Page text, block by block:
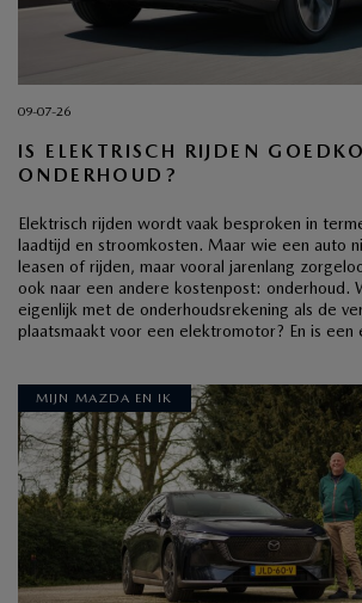
09-07-26
IS ELEKTRISCH RIJDEN
ONDERHOUD?
Elektrisch rijden wordt vaak besproken in
laadtijd en stroomkosten. Maar wie een auto
leasen of rijden, maar vooral jarenlang
ook naar een andere kostenpost: onderhoud.
eigenlijk met de onderhoudsrekening als de
plaatsmaakt voor een elektromotor? En is
MIJN MAZDA EN IK